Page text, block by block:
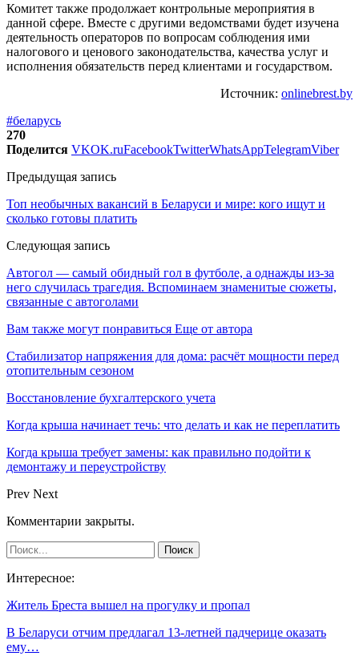
Комитет также продолжает контрольные мероприятия в
данной сфере. Вместе с другими ведомствами будет изучена
деятельность операторов по вопросам соблюдения ими
налогового и ценового законодательства, качества услуг и
исполнения обязательств перед клиентами и государством.
Источник: onlinebrest.by
#беларусь
270
Поделится VKOK.ruFacebookTwitterWhatsAppTelegramViber
Предыдущая запись
Топ необычных вакансий в Беларуси и мире: кого ищут и
сколько готовы платить
Следующая запись
Автогол — самый обидный гол в футболе, а однажды из-за
него случилась трагедия. Вспоминаем знаменитые сюжеты,
связанные с автоголами
Вам также могут понравиться Еще от автора
Стабилизатор напряжения для дома: расчёт мощности перед
отопительным сезоном
Восстановление бухгалтерского учета
Когда крыша начинает течь: что делать и как не переплатить
Когда крыша требует замены: как правильно подойти к
демонтажу и переустройству
Prev Next
Комментарии закрыты.
Интересное:
Житель Бреста вышел на прогулку и пропал
В Беларуси отчим предлагал 13-летней падчерице оказать
ему…